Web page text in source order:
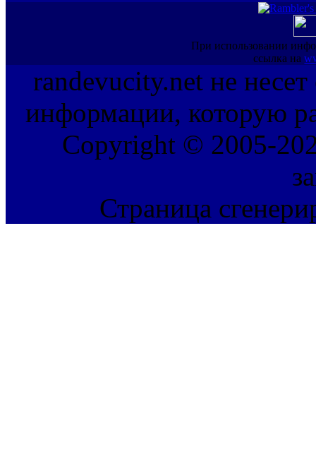
При использовании
ссылка на
randevucity.net не несет
информации, которую
Copyright © 2005-
Страница